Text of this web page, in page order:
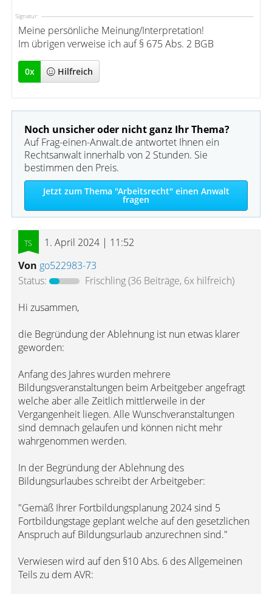
Signatur:
Meine persönliche Meinung/Interpretation!
Im übrigen verweise ich auf § 675 Abs. 2 BGB
0x Hilfreich
Noch unsicher oder nicht ganz Ihr Thema?
Auf Frag-einen-Anwalt.de antwortet Ihnen ein
Rechtsanwalt innerhalb von 2 Stunden. Sie
bestimmen den Preis.
Jetzt zum Thema "Arbeitsrecht" einen Anwalt
fragen
1. April 2024 | 11:52
Von go522983-73
Status:
Frischling(36 Beiträge, 6x hilfreich)
Hi zusammen,
die Begründung der Ablehnung ist nun etwas klarer
geworden:
Anfang des Jahres wurden mehrere
Bildungsveranstaltungen beim Arbeitgeber angefragt
welche aber alle Zeitlich mittlerweile in der
Vergangenheit liegen. Alle Wunschveranstaltungen
sind demnach gelaufen und können nicht mehr
wahrgenommen werden.
In der Begründung der Ablehnung des
Bildungsurlaubes schreibt der Arbeitgeber:
"Gemäß Ihrer Fortbildungsplanung 2024 sind 5
Fortbildungstage geplant welche auf den gesetzlichen
Anspruch auf Bildungsurlaub anzurechnen sind."
Verwiesen wird auf den §10 Abs. 6 des Allgemeinen
Teils zu dem AVR: